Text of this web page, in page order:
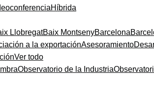
Híbrida
LlobregatBaix MontsenyBarcelona
a la exportaciónAsesoramiento
Ver todo
Observatorio de la Industria